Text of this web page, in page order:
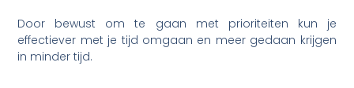
Door bewust om te gaan met prioriteiten kun je
effectiever met je tijd omgaan en meer gedaan krijgen
in minder tijd.